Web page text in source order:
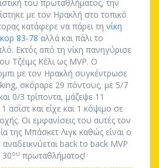
του πρωταθλήματος, την
με τον Ηρακλή στο τοπικό
κατάφερε να πάρει τη νίκη
83-78 αλλά και πάλι το
Εκτός από τη νίκη πανηγύρισε
Τζέιμς Κέλι ως MVP. Ο
με τον Ηρακλή συγκέντρωσε
σκόραρε 29 πόντους, με 5/7
0/3 τρίποντα, μάζεψε 11
ασίστ και είχε και 1 κόψιμο σε
Οι εμφανίσεις του αυτές τον
της Μπάσκετ Λιγκ καθώς είναι ο
back to back MVP
30ου πρωταθλήματος!